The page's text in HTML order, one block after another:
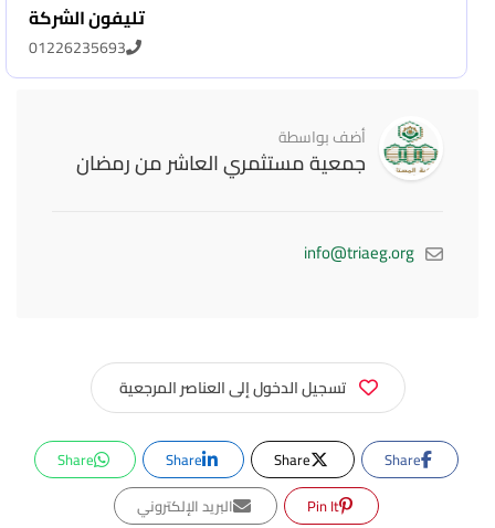
تليفون الشركة
01226235693
أضف بواسطة
جمعية مستثمري العاشر من رمضان
info@triaeg.org
تسجيل الدخول إلى العناصر المرجعية
Share
Share
Share
Share
Pin It
البريد الإلكتروني